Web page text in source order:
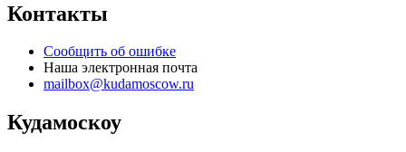
Контакты
Сообщить об ошибке
Наша электронная почта
mailbox@kudamoscow.ru
Кудамоскоу